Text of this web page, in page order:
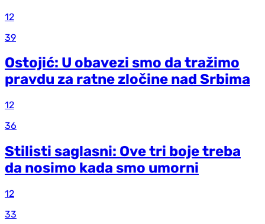
12
39
Ostojić: U obavezi smo da tražimo
pravdu za ratne zločine nad Srbima
12
36
Stilisti saglasni: Ove tri boje treba
da nosimo kada smo umorni
12
33